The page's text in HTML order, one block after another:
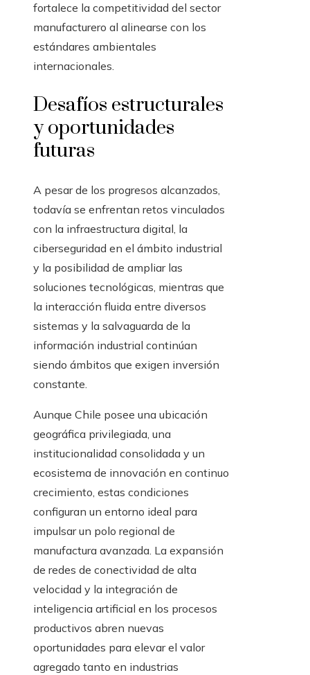
fortalece la competitividad del sector
manufacturero al alinearse con los
estándares ambientales
internacionales.
Desafíos estructurales
y oportunidades
futuras
A pesar de los progresos alcanzados,
todavía se enfrentan retos vinculados
con la infraestructura digital, la
ciberseguridad en el ámbito industrial
y la posibilidad de ampliar las
soluciones tecnológicas, mientras que
la interacción fluida entre diversos
sistemas y la salvaguarda de la
información industrial continúan
siendo ámbitos que exigen inversión
constante.
Aunque Chile posee una ubicación
geográfica privilegiada, una
institucionalidad consolidada y un
ecosistema de innovación en continuo
crecimiento, estas condiciones
configuran un entorno ideal para
impulsar un polo regional de
manufactura avanzada. La expansión
de redes de conectividad de alta
velocidad y la integración de
inteligencia artificial en los procesos
productivos abren nuevas
oportunidades para elevar el valor
agregado tanto en industrias